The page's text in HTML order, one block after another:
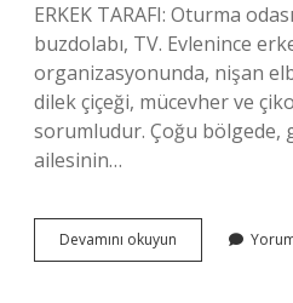
ERKEK TARAFI: Oturma
buzdolabı, TV. Evlenince
organizasyonunda, nişan
dilek çiçeği, mücevher ve
sorumludur. Çoğu bölgede,
ailesinin…
Devamını okuyun
Odasını